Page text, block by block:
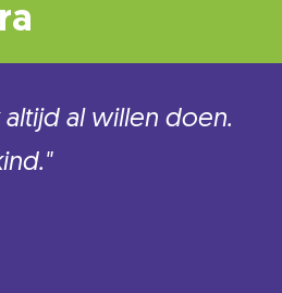
al willen doen.